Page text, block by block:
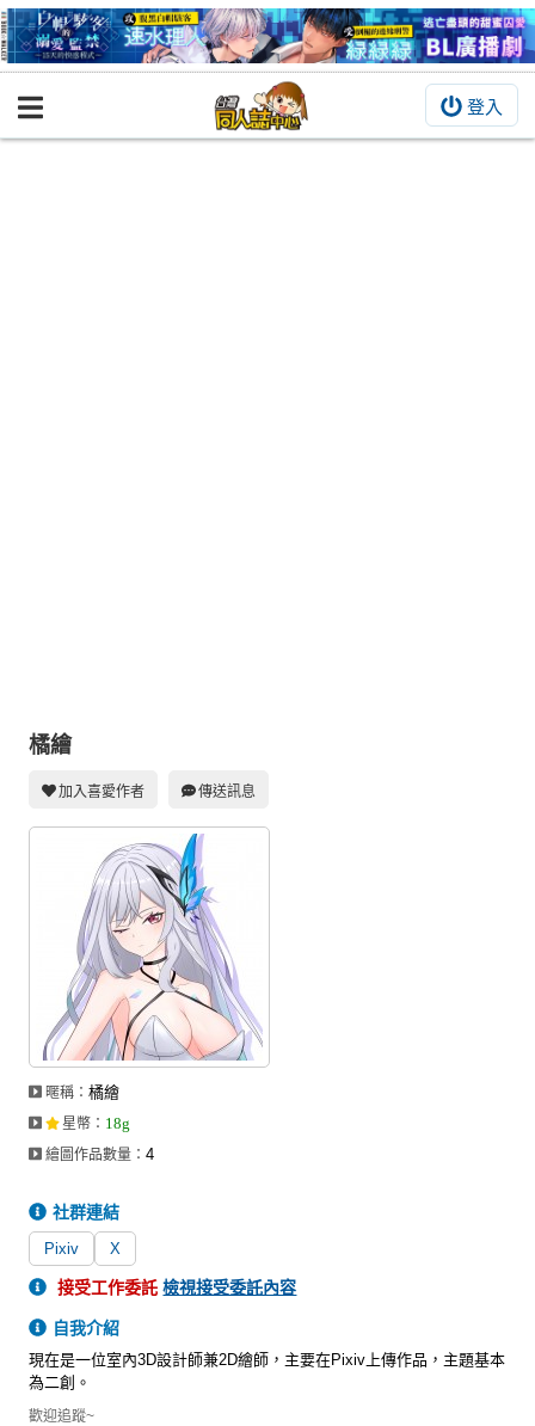
登入
BOOKY書集倉庫
攤位轉讓區
會員功能選單
會員中心
註冊會員
登入
橘繪
加入喜愛作者 傳送訊息
暱稱：橘繪
星幣 ： 18g
繪圖作品數量：4
社群連結
Pixiv X
接受工作委託檢視接受委託內容
自我介紹
現在是一位室內3D設計師兼2D繪師，主要在Pixiv上傳作品，主題基本
為二創。
歡迎追蹤~